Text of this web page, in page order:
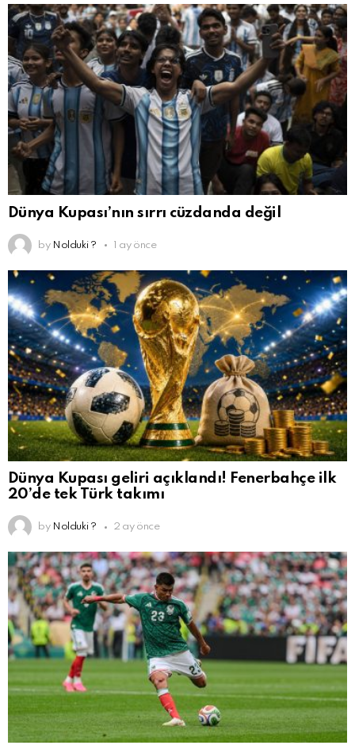
Dünya Kupası’nın sırrı cüzdanda değil
by Nolduki ? 1 ay önce
Dünya Kupası geliri açıklandı! Fenerbahçe ilk
20’de tek Türk takımı
by Nolduki ? 2 ay önce